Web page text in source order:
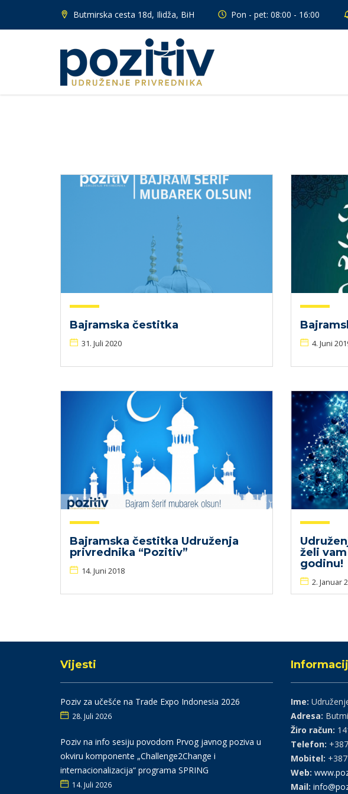
Butmirska cesta 18d, Ilidža, BiH Pon - pet: 08:00 - 16:00
Bajramska čestitka
31. Juli 2020 4. Juni
Bajramska čestitka Udruženja
privrednika “Pozitiv”
14. Juni 2018
želi
godinu!
2. Januar
Vijesti
Poziv za učešće na Trade Expo Indonesia 2026
28. Juli 2026
Poziv na info sesiju povodom Prvog javnog poziva u
okviru komponente „Challenge2Change i
internacionalizacija“ programa SPRING
14. Juli 2026
Ime:
Adresa:
Žiro račun:
Telefon:
Mobitel:
Web:
Mail: